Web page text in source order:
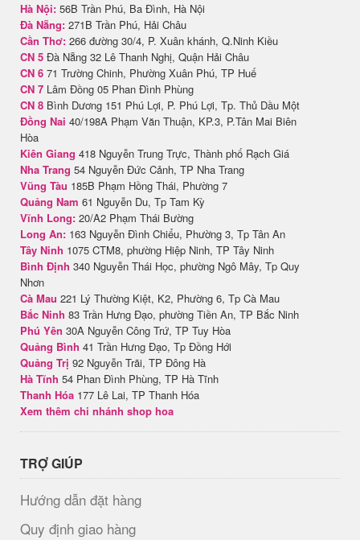
Hà Nội: 56B Trần Phú, Ba Đình, Hà Nội
Đà Nẵng: 271B Trần Phú, Hải Châu
Cần Thơ: 266 đường 30/4, P. Xuân khánh, Q.Ninh Kiều
CN 5 Đà Nẵng 32 Lê Thanh Nghị, Quận Hải Châu
CN 6 71 Trường Chinh, Phường Xuân Phú, TP Huế
CN 7 Lâm Đồng 05 Phan Đình Phùng
CN 8 Bình Dương 151 Phú Lợi, P. Phú Lợi, Tp. Thủ Dầu Một
Đồng Nai 40/198A Phạm Văn Thuận, KP.3, P.Tân Mai Biên
Hòa
Kiên Giang 418 Nguyễn Trung Trực, Thành phố Rạch Giá
Nha Trang 54 Nguyễn Đức Cảnh, TP Nha Trang
Vũng Tàu 185B Phạm Hồng Thái, Phường 7
Quảng Nam 61 Nguyễn Du, Tp Tam Kỳ
Vĩnh Long: 20/A2 Phạm Thái Bường
Long An: 163 Nguyễn Đình Chiểu, Phường 3, Tp Tân An
Tây Ninh 1075 CTM8, phường Hiệp Ninh, TP Tây Ninh
Bình Định 340 Nguyễn Thái Học, phường Ngô Mây, Tp Quy
Nhơn
Cà Mau 221 Lý Thường Kiệt, K2, Phường 6, Tp Cà Mau
Bắc Ninh 83 Trần Hưng Đạo, phường Tiền An, TP Bắc Ninh
Phú Yên 30A Nguyễn Công Trứ, TP Tuy Hòa
Quảng Bình 41 Trần Hưng Đạo, Tp Đồng Hới
Quảng Trị 92 Nguyễn Trãi, TP Đông Hà
Hà Tĩnh 54 Phan Đình Phùng, TP Hà Tĩnh
Thanh Hóa 177 Lê Lai, TP Thanh Hóa
Xem thêm chi nhánh shop hoa
TRỢ GIÚP
Hướng dẫn đặt hàng
Quy định giao hàng